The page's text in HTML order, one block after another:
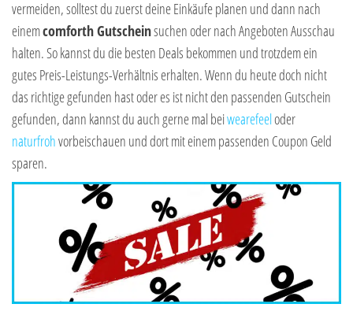
vermeiden, solltest du zuerst deine Einkäufe planen und dann nach
einemcomforth Gutscheinsuchen oder nach Angeboten Ausschau
halten. So kannst du die besten Deals bekommen und trotzdem ein
gutes Preis-Leistungs-Verhältnis erhalten. Wenn du heute doch nicht
das richtige gefunden hast oder es ist nicht den passenden Gutschein
gefunden, dann kannst du auch gerne mal beiwearefeeloder
naturfrohvorbeischauen und dort mit einem passenden Coupon Geld
sparen.